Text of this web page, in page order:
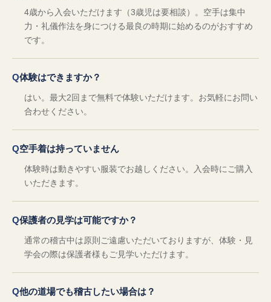
4歳から入会いただけます（3歳児は要相談）。空手は集中
力・礼儀作法を身につける最良の時期に始めるのがおすすめ
です。
体験はできますか？
はい。最大2回まで無料で体験いただけます。お気軽にお問い
合わせください。
空手着は持っていません
体験時は動きやすい服装でお越しください。入会時にご購入
いただきます。
保護者の見学は可能ですか？
通常の稽古中は原則ご遠慮いただいておりますが、体験・見
学会の際は保護者様もご見学いただけます。
他の道場でも稽古したい場合は？